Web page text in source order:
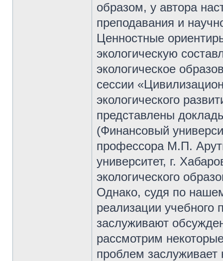
образом, у автора
преподавания и
Ценностные
экологическую
экологическое
сессии
экологического
представлены
(Финансовый
профессора М.П.
университет, г.
экологического
Однако, судя по
реализации
заслуживают
рассмотрим
проблем заслуживает